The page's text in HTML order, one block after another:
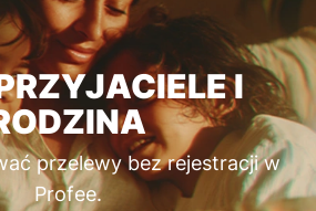
I
przelewy bez rejestracji w
Profee.